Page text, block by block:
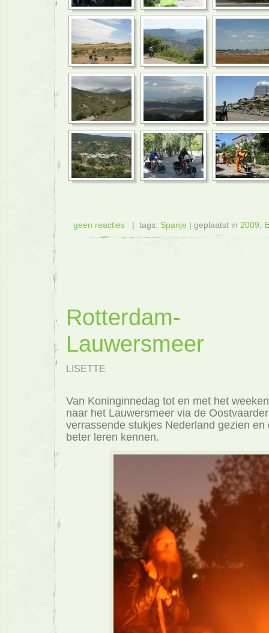
geen reacties | tags: Spanje | geplaatst in 2009
Rotterdam-
Lauwersmeer
LISETTE
Van Koninginnedag tot en met het
naar het Lauwersmeer via de
verrassende stukjes Nederland gezien en
beter leren kennen.